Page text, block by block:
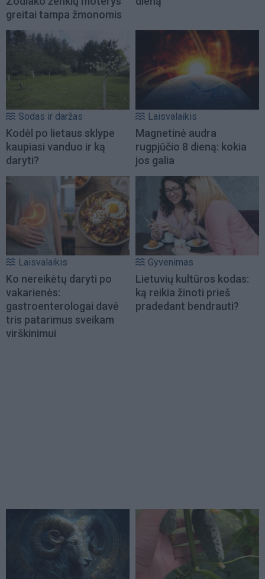
greitai tampa žmonomis
Sodas ir daržas
Kodėl po lietaus sklype
kaupiasi vanduo ir ką
daryti?
Laisvalaikis
Magnetinė audra
rugpjūčio 8 dieną: kokia
jos galia
Laisvalaikis
Ko nereikėtų daryti po
vakarienės:
gastroenterologai davė
tris patarimus sveikam
virškinimui
Gyvenimas
Lietuvių kultūros kodas:
ką reikia žinoti prieš
pradedant bendrauti?